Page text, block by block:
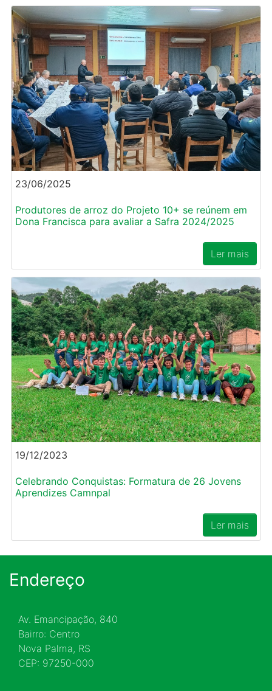
23/06/2025
Produtores de arroz do Projeto 10+ se reúnem em
Dona Francisca para avaliar a Safra 2024/2025
Ler mais
19/12/2023
Celebrando Conquistas: Formatura de 26 Jovens
Aprendizes Camnpal
Ler mais
Endereço
Av. Emancipação, 840
Bairro: Centro
Nova Palma, RS
CEP: 97250-000